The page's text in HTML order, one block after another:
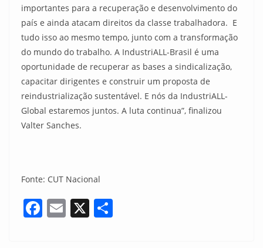
importantes para a recuperação e desenvolvimento do
país e ainda atacam direitos da classe trabalhadora. E
tudo isso ao mesmo tempo, junto com a transformação
do mundo do trabalho. A IndustriALL-Brasil é uma
oportunidade de recuperar as bases a sindicalização,
capacitar dirigentes e construir um proposta de
reindustrialização sustentável. E nós da IndustriALL-
Global estaremos juntos. A luta continua”, finalizou
Valter Sanches.
Fonte: CUT Nacional
F E X